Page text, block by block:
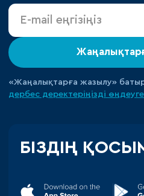
«Жаңалықтарға жазылу»
дербес деректеріңізді өңдеуге
БІЗДІҢ